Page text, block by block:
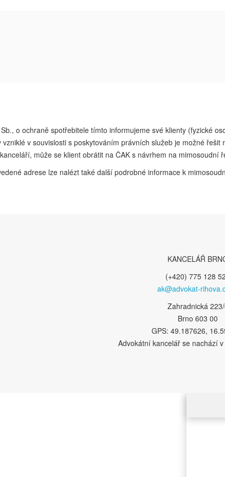
o ochraně spotřebitele tímto informujeme své klienty (fyzické
v souvislosti s poskytováním právních služeb je možné
může se klient obrátit na ČAK s návrhem na mimosoudní
adrese lze nalézt také další podrobné informace k
KANCELÁŘ
(+420) 775 128
ak@advokat-
Zahradnická
Brno 603 00
GPS: 49.187626,
Advokátní kancelář se nachází